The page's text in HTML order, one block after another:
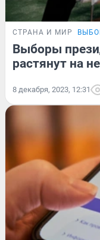
СТРАНА И МИР
Выборы
растянут на
8 декабря, 2023, 12:31